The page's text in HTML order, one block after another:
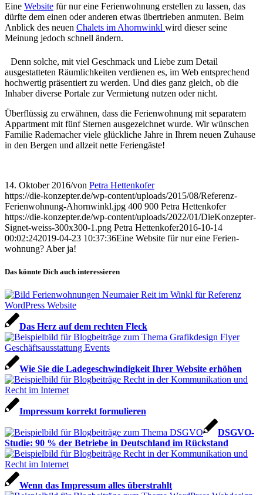
Eine Website für nur eine Ferienwohnung erstellen zu lassen, das
dürfte dem einen oder anderen etwas übertrieben anmuten. Beim
Anblick des neuen Chalets im Ahornwinkl wird dieser seine
Meinung jedoch schnell ändern.
Denn solche, mit viel Geschmack und Liebe zum Detail
ausgestatteten Räumlichkeiten verdienen es, im Web entsprechend
hochwertig präsentiert zu werden. Und dies ganz gleich, ob die
Inhaber diverse Portale zur Vermietung nutzen oder nicht.
Überflüssig zu erwähnen, dass die Ferienwohnung mit separatem
Appartment mit fünf Sternen ausgezeichnet wurde. Wir wünschen
Familie Rademacher viele glückliche Jahre in Ihrem neuen Zuhause
in den Bergen und allzeit nette Feriengäste!
14. Oktober 2016/von Petra Hettenkofer
https://die-konzepter.de/wp-content/uploads/2015/08/Referenz-
Ferienwohnung-Ahornwinkl.jpg 400 900 Petra Hettenkofer
https://die-konzepter.de/wp-content/uploads/2022/01/DieKonzepter-
Signet-weiss-300x300-1.png Petra Hettenkofer2016-10-14
00:02:242019-04-23 10:37:36Eine Website für nur eine Ferien­
wohnung? Aber ja!
Das könnte Dich auch interessieren
Das Herz auf dem rechten Fleck
Wie Sie die Lade­geschwin­digkeit Ihrer Website erhöhen
Impressum korrekt formulieren
DSGVO-
Studie: 90 % der Betriebe in Deutschland im Rückstand
Wenn das Impressum alles überstrahlt